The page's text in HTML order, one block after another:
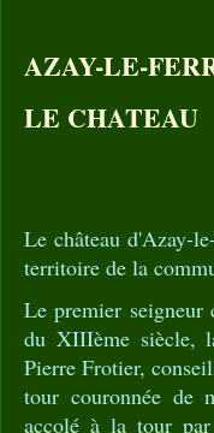
AZAY-LE-
LE CHATEAU
Le château d'Azay-
territoire de la
Le premier
du XIIIème siècle,
Pierre Frotier,
tour couronnée de
accolé à la tour